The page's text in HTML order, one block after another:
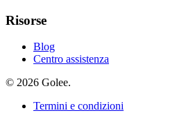
Risorse
Blog
Centro assistenza
© 2026 Golee.
Termini e condizioni